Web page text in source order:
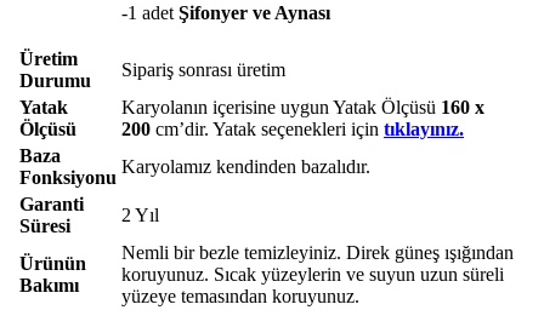
-1 adet Şifonyer ve Aynası
Üretim
Durumu
Sipariş sonrası üretim
Yatak
Ölçüsü
Karyolanın içerisine uygun Yatak Ölçüsü 160 x
200 cm’dir. Yatak seçenekleri için tıklayınız.
Baza
Fonksiyonu
Karyolamız kendinden bazalıdır.
Garanti
Süresi
2 Yıl
Ürünün
Bakımı
Nemli bir bezle temizleyiniz. Direk güneş ışığından
koruyunuz. Sıcak yüzeylerin ve suyun uzun süreli
yüzeye temasından koruyunuz.